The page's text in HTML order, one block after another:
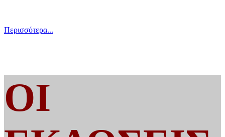
Περισσότερα...
ΟΙ